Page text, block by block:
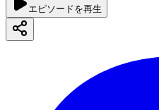
エピソードを再生